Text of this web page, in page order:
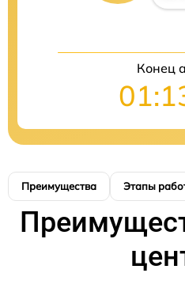
Конец
Преимущества Этапы